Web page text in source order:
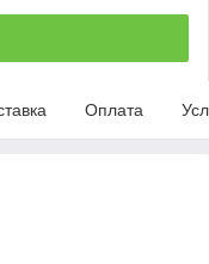
Оплата